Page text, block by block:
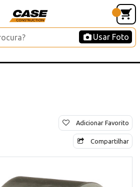
Usar Foto
Adicionar Favorito
Compartilhar